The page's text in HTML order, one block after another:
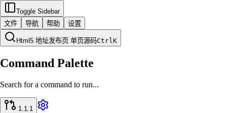
Toggle Sidebar
文件
导航 帮助 设置
Html5 地址发布页 单页源码CtrlK
Command Palette
Search for a command to run...
1.1.1